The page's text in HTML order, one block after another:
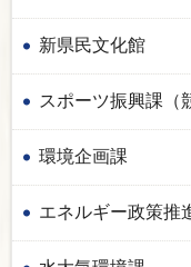
新県民文化館
スポーツ振興課（
環境企画課
エネルギー政策推